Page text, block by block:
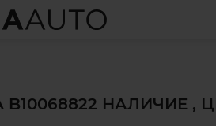
B10068822 НАЛИЧИЕ